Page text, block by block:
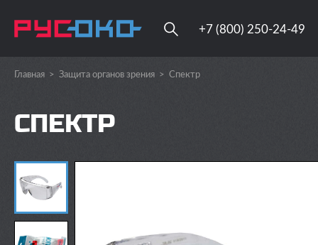
+7 (800) 250-24-49
Главная > Защита органов зрения > Спектр
СПЕКТР